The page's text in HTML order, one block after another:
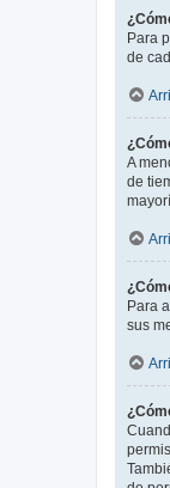
Para
de
A
de
Para
sus